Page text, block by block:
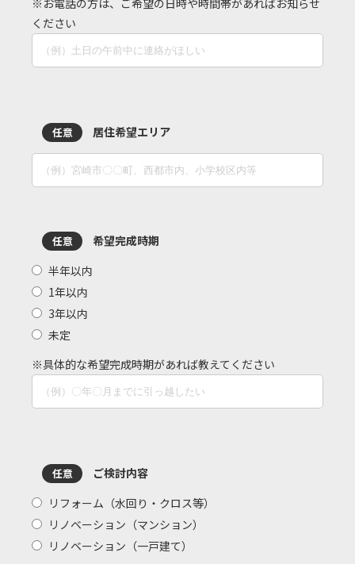
※お電話の方は、ご希望の日時や時間帯があればお知らせ
ください
任意 居住希望エリア
任意
希望完成時期
半年以内
1年以内
3年以内
未定
※具体的な希望完成時期があれば教えてください
任意
ご検討内容
リフォーム（水回り・クロス等）
リノベーション（マンション）
リノベーション（一戸建て）